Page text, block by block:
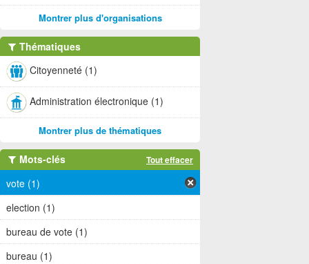
Montrer plus d'organisations
Thématiques
Citoyenneté (1)
Administration électronique (1)
Montrer plus de thématiques
Mots-clés Tout effacer
vote (1)
election (1)
bureau de vote (1)
bureau (1)